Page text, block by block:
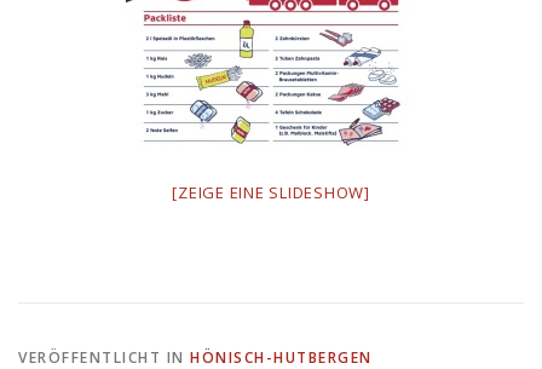
[ZEIGE EINE SLIDESHOW]
VERÖFFENTLICHT IN HÖNISCH-HUTBERGEN